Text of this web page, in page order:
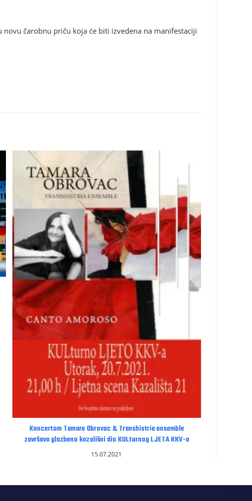
čarobnu priču koja će biti izvedena na manifestaciji
Koncertom Tamare Obrovac & Transhistria ensemble
završava glazbeno kazališni dio KULturnog LJETA KKV-a
15.07.2021